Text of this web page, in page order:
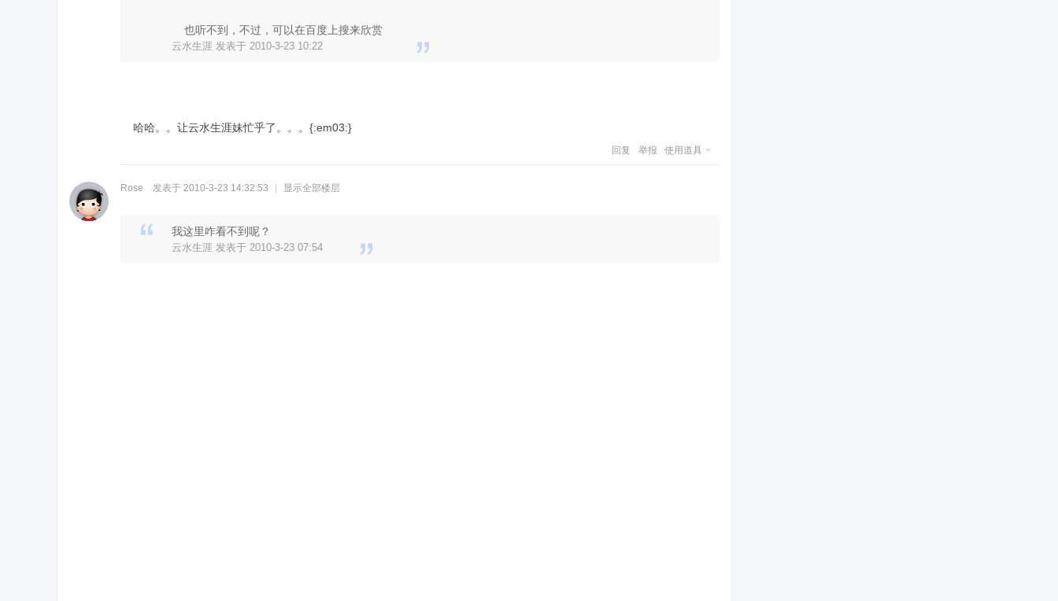
也听不到，不过，可以在百度上搜来欣赏
云水生涯 发表于 2010-3-23 10:22
哈哈。。让云水生涯妹忙乎了。。。{:em03:}
举报 使用道具
回复
Rose 发表于 2010-3-23 14:32:53 显示全部楼层
我这里咋看不到呢？
云水生涯 发表于 2010-3-23 07:54